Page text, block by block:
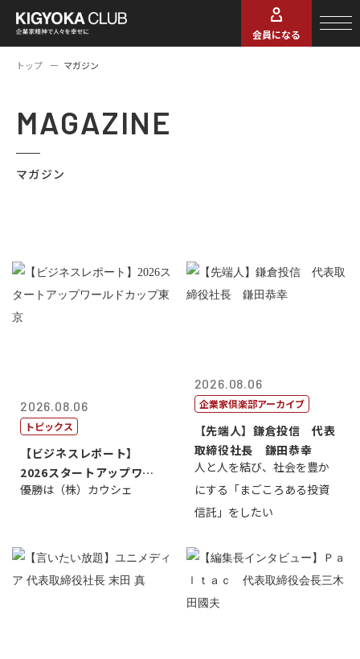
会員になる
トップ マガジン
MAGAZINE
マガジン
2026.08.06
トピックス
【ビジネスレポート】
2026スタートアップワー
ルドカップ東京
優勝は（株）カウシェ
2026.08.06
企業家倶楽部アーカイブ
【先端人】鎌倉投信 代表
取締役社長 鎌田恭幸
人と人を結び、社会を豊か
にする「まごころある投資
信託」をしたい